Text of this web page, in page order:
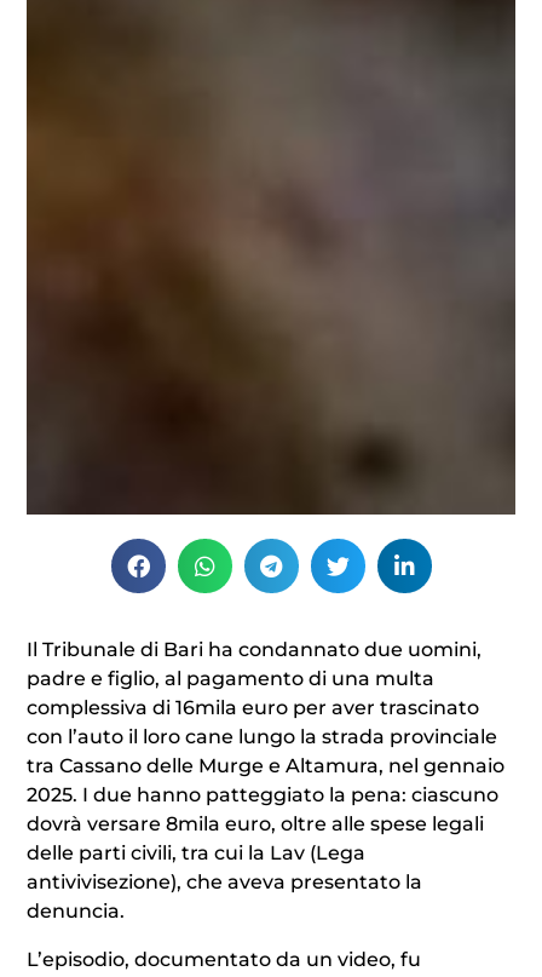
Il Tribunale di Bari ha condannato due uomini,
padre e figlio, al pagamento di una multa
complessiva di 16mila euro per aver trascinato
con l’auto il loro cane lungo la strada provinciale
tra Cassano delle Murge e Altamura, nel gennaio
2025. I due hanno patteggiato la pena: ciascuno
dovrà versare 8mila euro, oltre alle spese legali
delle parti civili, tra cui la Lav (Lega
antivivisezione), che aveva presentato la
denuncia.
L’episodio, documentato da un video, fu